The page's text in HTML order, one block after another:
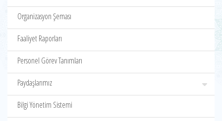
Organizasyon Şeması
Faaliyet Raporları
Personel Görev Tanımları
Paydaşlarımız
Bilgi Yönetim Sistemi